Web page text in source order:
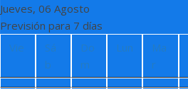
Jueves, 06 Agosto
Previsión para 7 días
Vie
Sá
b
Do
m
Lun
Ma
r